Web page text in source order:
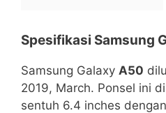
Spesifikasi Samsung
Samsung Galaxy A50
2019, March. Ponsel ini
sentuh 6.4 inches